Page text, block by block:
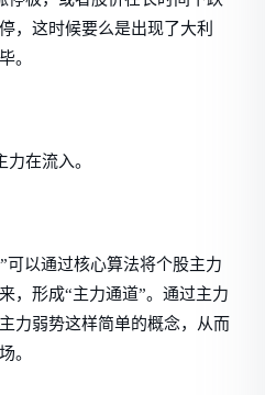
，这时候要么是出现了大利
。
在流入。
可以通过核心算法将个股主力
，形成“主力通道”。通过主力
力弱势这样简单的概念，从而
。